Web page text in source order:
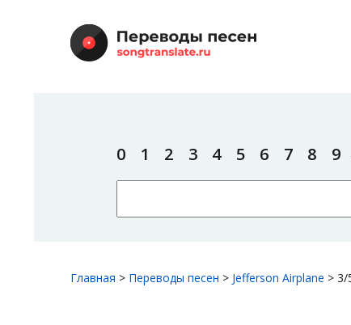
0 1 2 3 4 5 6 7 8 9
Главная > Переводы песен > Jefferson Airplane > 3/